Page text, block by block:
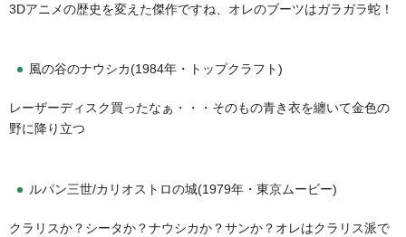
3Dアニメの歴史を変えた傑作ですね、オレのブーツはガラガラ蛇！
風の谷のナウシカ(1984年・トップクラフト)
レーザーディスク買ったなぁ・・・そのもの青き衣を纏いて金色の
野に降り立つ
ルパン三世/カリオストロの城(1979年・東京ムービー)
クラリスか？シータか？ナウシカか？サンか？オレはクラリス派で